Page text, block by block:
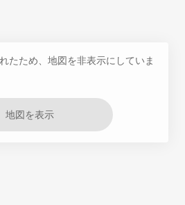
たため、地図を非表示にしていま
地図を表示